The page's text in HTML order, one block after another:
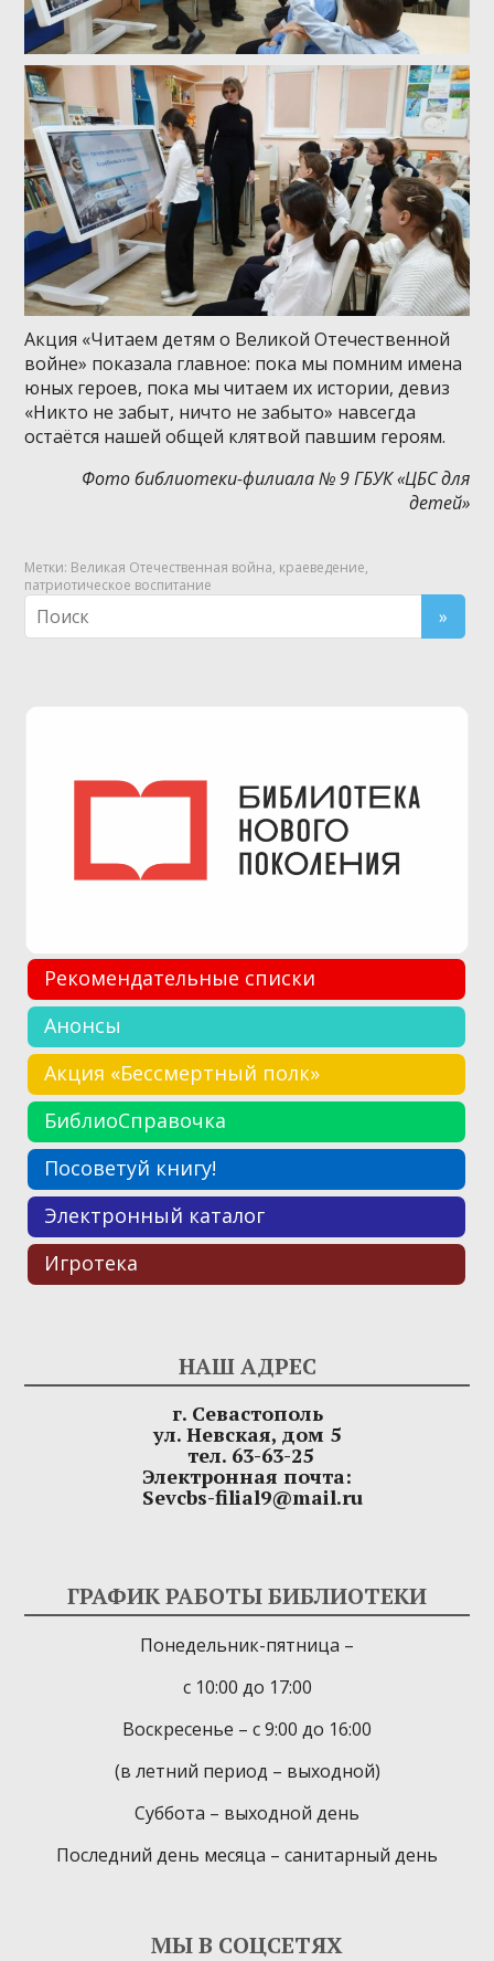
Акция «Читаем детям о Великой Отечественной
войне» показала главное: пока мы помним имена
юных героев, пока мы читаем их истории, девиз
«Никто не забыт, ничто не забыто» навсегда
остаётся нашей общей клятвой павшим героям.
Фото библиотеки-филиала № 9 ГБУК «ЦБС для
детей»
Метки: Великая Отечественная война, краеведение,
патриотическое воспитание
Рекомендательные списки
Анонсы
Акция «Бессмертный полк»
БиблиоСправочка
Посоветуй книгу!
Электронный каталог
Игротека
НАШ АДРЕС
г. Севастополь
ул. Невская, дом 5
тел. 63-63-25
Электронная почта:
Sevcbs-filial9@mail.ru
ГРАФИК РАБОТЫ БИБЛИОТЕКИ
Понедельник-пятница –
с 10:00 до 17:00
Воскресенье – с 9:00 до 16:00
(в летний период – выходной)
Суббота – выходной день
Последний день месяца – санитарный день
МЫ В СОЦСЕТЯХ